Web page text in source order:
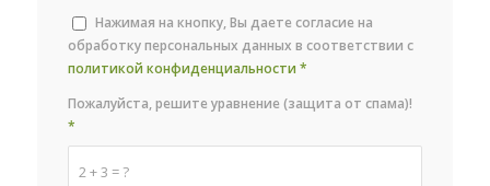
Нажимая на кнопку, Вы даете согласие на
обработку персональных данных в соответствии с
политикой конфиденциальности *
2 + 3 = ?
Пожалуйста, решите уравнение (защита от спама)!
*